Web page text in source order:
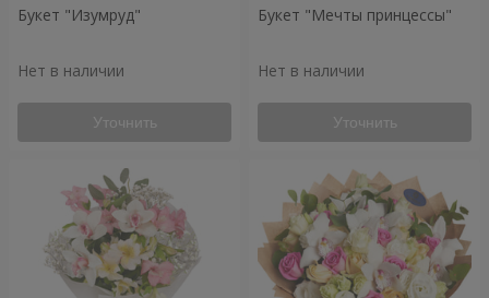
Букет "Изумруд"
Нет в наличии
Уточнить
Букет "Мечты принцессы"
Нет в наличии
Уточнить